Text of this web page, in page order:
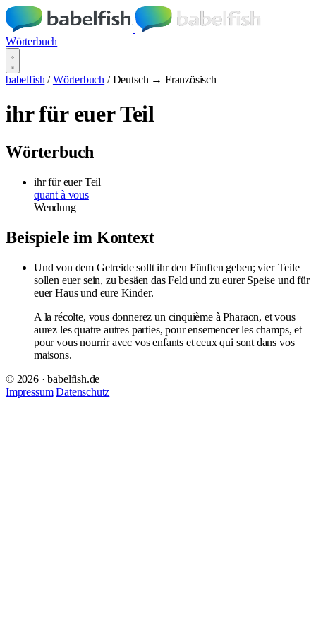
Wörterbuch
babelfish / Wörterbuch / Deutsch → Französisch
ihr für euer Teil
Wörterbuch
ihr für euer Teil
quant à vous
Wendung
Beispiele im Kontext
Und von dem Getreide sollt ihr den Fünften geben; vier Teile
sollen euer sein, zu besäen das Feld und zu eurer Speise und für
euer Haus und eure Kinder.
A la récolte, vous donnerez un cinquième à Pharaon, et vous
aurez les quatre autres parties, pour ensemencer les champs, et
pour vous nourrir avec vos enfants et ceux qui sont dans vos
maisons.
© 2026 · babelfish.de
Impressum Datenschutz